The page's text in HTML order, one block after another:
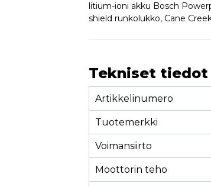
litium-ioni akku Bosch
shield runkolukko, Cane
Tekniset tiedot
Artikkelinumero
Tuotemerkki
Voimansiirto
Moottorin teho